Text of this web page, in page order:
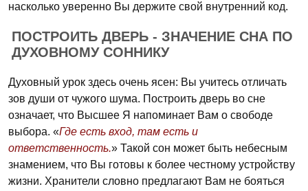
насколько уверенно Вы держите свой внутренний код.
ПОСТРОИТЬ ДВЕРЬ - ЗНАЧЕНИЕ СНА ПО
ДУХОВНОМУ СОННИКУ
Духовный урок здесь очень ясен: Вы учитесь отличать
зов души от чужого шума. Построить дверь во сне
означает, что Высшее Я напоминает Вам о свободе
выбора. «Где есть вход, там есть и
ответственность.» Такой сон может быть небесным
знамением, что Вы готовы к более честному устройству
жизни. Хранители словно предлагают Вам не бояться